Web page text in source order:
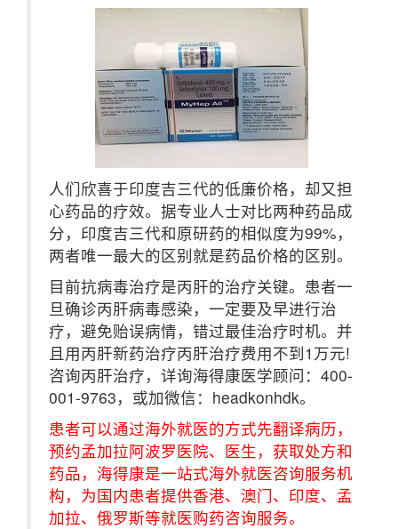
人们欣喜于印度吉三代的低廉价格，却又担
心药品的疗效。据专业人士对比两种药品成
分，印度吉三代和原研药的相似度为99%，
两者唯一最大的区别就是药品价格的区别。
目前抗病毒治疗是丙肝的治疗关键。患者一
旦确诊丙肝病毒感染，一定要及早进行治
疗，避免贻误病情，错过最佳治疗时机。并
且用丙肝新药治疗丙肝治疗费用不到1万元!
咨询丙肝治疗，详询海得康医学顾问：400-
001-9763，或加微信：headkonhdk。
患者可以通过海外就医的方式先翻译病历，
预约孟加拉阿波罗医院、医生，获取处方和
药品，海得康是一站式海外就医咨询服务机
构，为国内患者提供香港、澳门、印度、孟
加拉、俄罗斯等就医购药咨询服务。